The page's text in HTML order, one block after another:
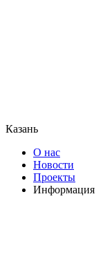
Казань
О нас
Новости
Проекты
Информация